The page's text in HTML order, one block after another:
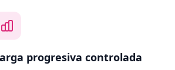
progresiva controlada